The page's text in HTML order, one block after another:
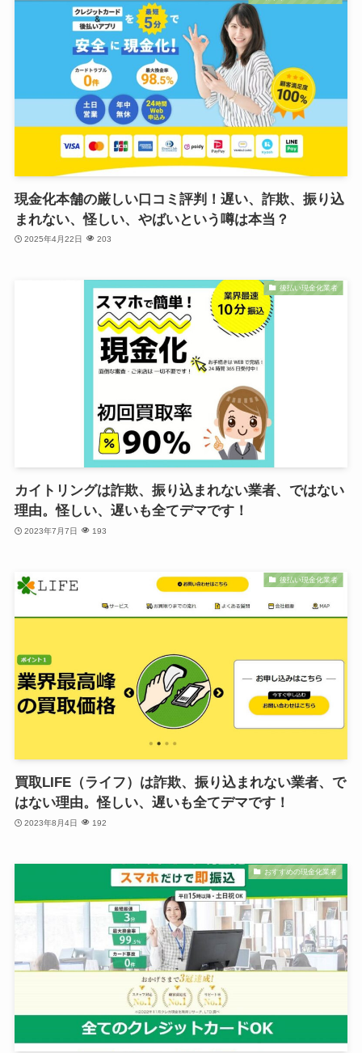
現金化本舗の厳しい口コミ評判！遅い、詐欺、振り込
まれない、怪しい、やばいという噂は本当？
2025年4月22日 203
後払い現金化業者
カイトリングは詐欺、振り込まれない業者、ではない
理由。怪しい、遅いも全てデマです！
2023年7月7日 193
後払い現金化業者
買取LIFE（ライフ）は詐欺、振り込まれない業者、で
はない理由。怪しい、遅いも全てデマです！
2023年8月4日 192
おすすめの現金化業者